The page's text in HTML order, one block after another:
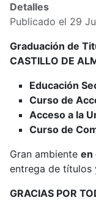
Detalles
Publicado el 29
Graduación de
CASTILLO DE
Educación
Curso de
Acceso a la
Curso de
Gran ambiente en
entrega de títulos
GRACIAS POR